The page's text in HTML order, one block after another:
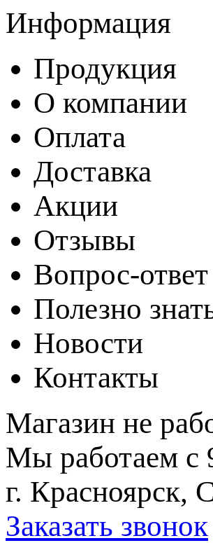
Информация
Продукция
О компании
Оплата
Доставка
Акции
Отзывы
Вопрос-ответ
Полезно
Новости
Контакты
Магазин не
Мы работаем с
г. Красноярск,
Заказать звонок